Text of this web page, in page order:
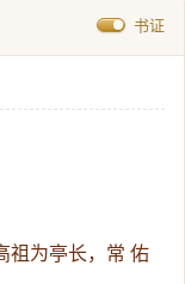
书证
祖为亭长，常 佑